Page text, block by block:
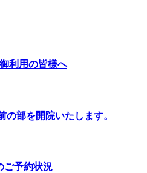
利用の皆様へ
の部を開院いたします。
ご予約状況